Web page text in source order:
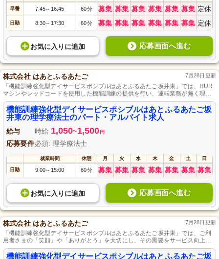
早番 7:45～ 16:45 60分 募集 募集 募集 募集 募集 募集 定休
日勤 8:30～ 17:30 60分 募集 募集 募集 募集 募集 募集 定休
お気に入り に追加 応募画面へ進む
株式会社 はあとふるあたご 7月28日更新
「機能訓練強化型デイサービスポシブルはあとふるあたご坂井東」では、HUR
マシンやレッドコードを使用した機能訓練の提供を行い、運転業務が無く理学
療法士が専門スキルを発揮できる施設です。資格取得支援や正社員登用制度が
あるため、キャリアアップも視野に入れた働き方が可能です。
機能訓練強化型デイサービスポシブルはあとふるあたご坂
井東の理学療法士のパート・アルバイト求人
給与 時給 1,050~1,500 円
応募要件必須: 理学療法士
就業時間 休憩 月 火 水 木 金 土 日
日勤 9:00～ 15:00 60分 募集 募集 募集 募集 募集 募集 募集
お気に入り に追加 応募画面へ進む
株式会社 はあとふるあたご 7月28日更新
「機能訓練強化型デイサービスポシブルはあとふるあたご坂井東」では、ご利
用者さまの「笑顔」や「ありがとう」を大切にし、その需要をサービス向上に
つなげることを目指し、「積極的自立支援」と「自己効力感の向上」がテー
マ。施設リハビリ未経験者も募集し、個々の機能回復訓練に力を注ぎます。作
機能訓練強化型デイサービスポシブルはあとふるあたご坂